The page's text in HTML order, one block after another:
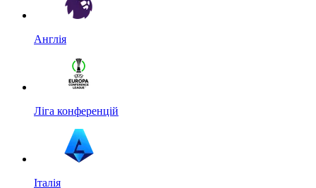
Англія
Ліга конференцій
Італія